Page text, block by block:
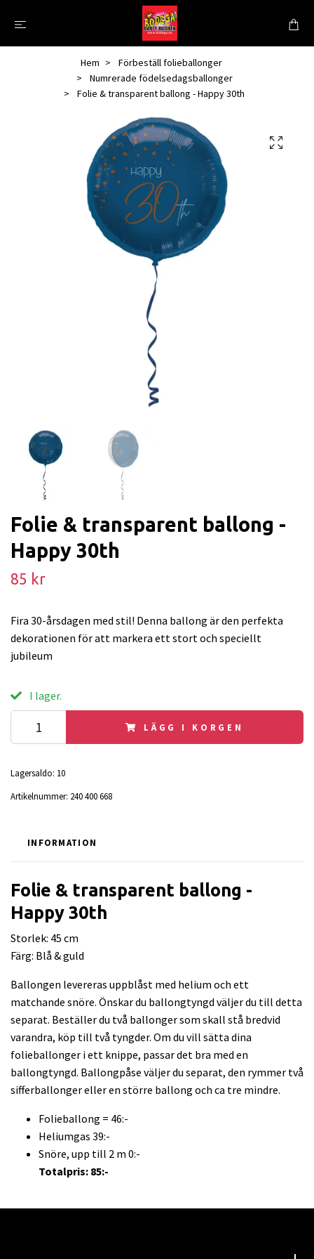
Hem
Förbeställ folieballonger
Numrerade födelsedagsballonger
Folie & transparent ballong - Happy 30th
Folie & transparent ballong -
Happy 30th
85 kr
Fira 30-årsdagen med stil! Denna ballong är den perfekta
dekorationen för att markera ett stort och speciellt
jubileum
I lager.
LÄGG I KORGEN
Lagersaldo: 10
Artikelnummer: 240 400 668
INFORMATION
Folie & transparent ballong -
Happy 30th
Storlek: 45 cm
Färg: Blå & guld
Ballongen levereras uppblåst med helium och ett
matchande snöre. Önskar du ballongtyngd väljer du till detta
separat. Beställer du två ballonger som skall stå bredvid
varandra, köp till två tyngder. Om du vill sätta dina
folieballonger i ett knippe, passar det bra med en
ballongtyngd. Ballongpåse väljer du separat, den rymmer två
sifferballonger eller en större ballong och ca tre mindre.
Folieballong = 46:-
Heliumgas 39:-
Snöre, upp till 2 m 0:-
Totalpris: 85:-